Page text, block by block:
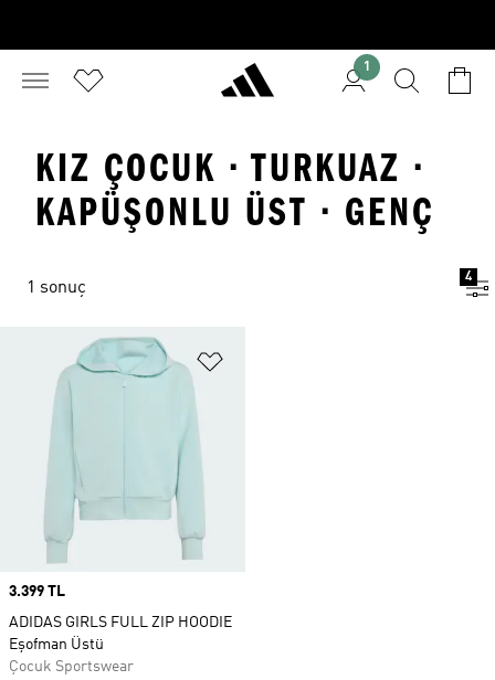
1
KIZ ÇOCUK · TURKUAZ ·
KAPÜŞONLU ÜST · GENÇ
1 sonuç
4
Price
3.399 TL
ADIDAS GIRLS FULL ZIP HOODIE
Eşofman Üstü
Çocuk Sportswear